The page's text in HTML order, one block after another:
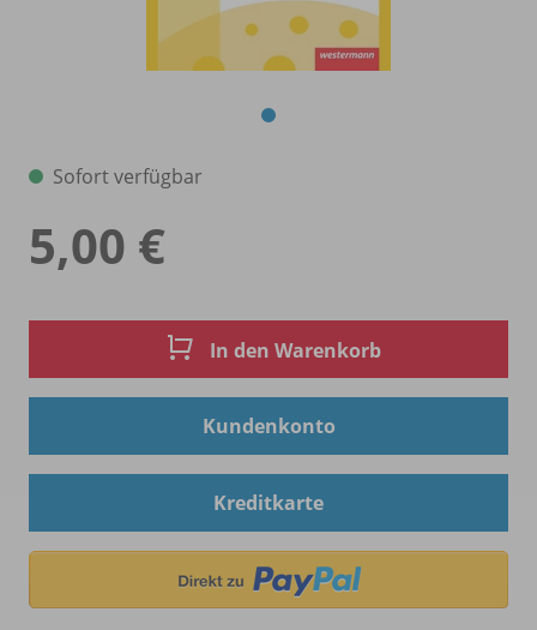
Sofort verfügbar
5,00 €
In den Warenkorb
Kundenkonto
Kreditkarte